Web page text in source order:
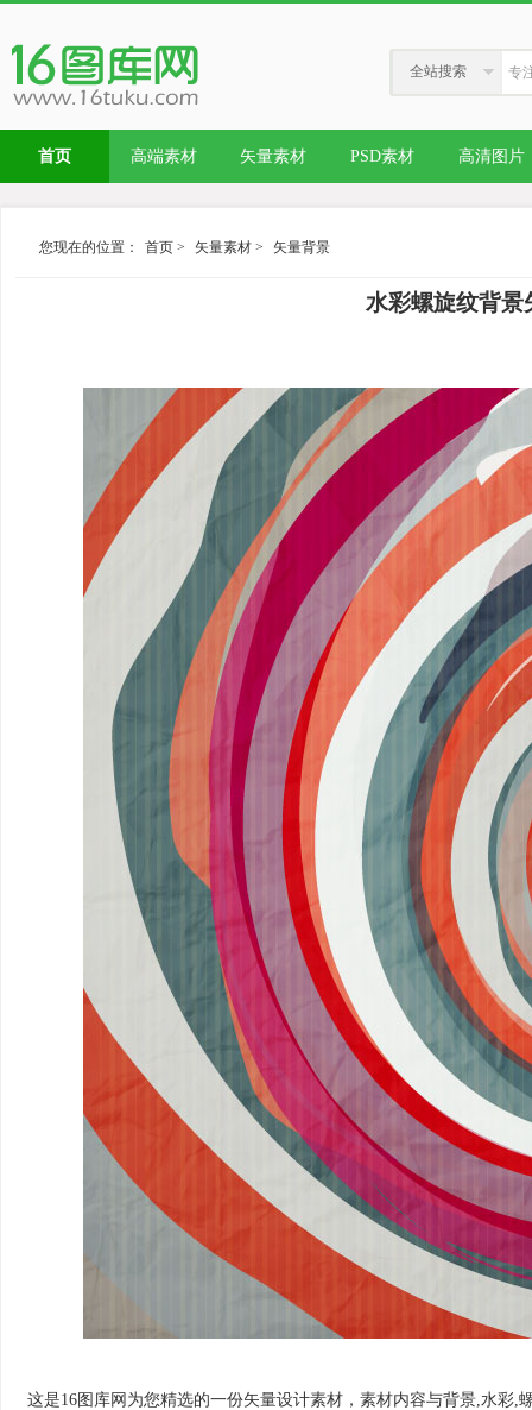
全站搜索
首页 高端素材 矢量素材 PSD素材 高清图片
您现在的位置： 首页 > 矢量素材 > 矢量背景
水彩螺旋纹背景
这是16图库网为您精选的一份矢量设计素材，素材内容与背景,水彩,